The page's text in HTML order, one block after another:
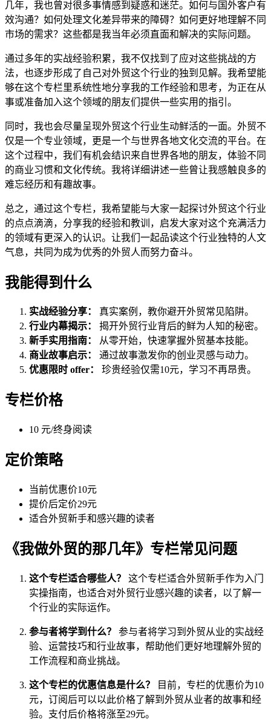
几年，我也曾对很多事情感到疑惑和迷茫。如何与国外客户有
效沟通？如何处理文化差异带来的障碍？如何更好地理解不同
市场的需求？这些都是我当年必须直面和解决的实际问题。
通过多年的实战经验积累，我不仅找到了应对这些挑战的方
法，也逐步形成了自己对外贸这个行业的独到见解。我希望能
够在这个专栏里系统性地分享我的工作经验和思考，为正在从
事或准备加入这个领域的朋友们提供一些实用的指引。
同时，我也会尽量呈现外贸这个行业生动鲜活的一面。外贸不
仅是一个专业领域，更是一个与世界各地文化交流的平台。在
这个过程中，我们有机会结识来自世界各地的朋友，体验不同
的商业习惯和文化传统。我将详细讲述一些曾让我感触良多的
难忘经历和有趣故事。
总之，通过这个专栏，我希望能与大家一起探讨外贸这个行业
的点点滴滴，分享我的经验和教训，启发大家对这个充满活力
的领域有更深入的认识。让我们一起品读这个行业独特的人文
气息，共同为成为优秀的外贸人而努力奋斗。
我能得到什么
实战经验分享：
真实案例，教你避开外贸常见陷阱。
行业内幕揭示：
揭开外贸行业背后的鲜为人知的秘密。
新手实用指南：
从零开始，快速掌握外贸基本技能。
商业故事启示：
通过故事激发你的创业灵感与动力。
优惠限时 offer：
珍贵经验仅需10元，学习不再昂贵。
专栏价格
10 元/终身阅读
定价策略
当前优惠价10元
提价后定价29元
适合外贸新手和感兴趣的读者
《我做外贸的那几年》专栏常见问题
这个专栏适合哪些人？
这个专栏适合外贸新手作为入门
实操指南，也适合对外贸行业感兴趣的读者，以了解一
个行业的实际运作。
参与者将学到什么？
参与者将学习到外贸从业的实战经
验、运营技巧和行业故事，帮助他们更好地理解外贸的
工作流程和商业挑战。
这个专栏的优惠信息是什么？
目前，专栏的优惠价为10
元，订阅后可以以此价格了解到外贸从业者的故事和经
验。支付后价格将涨至29元。